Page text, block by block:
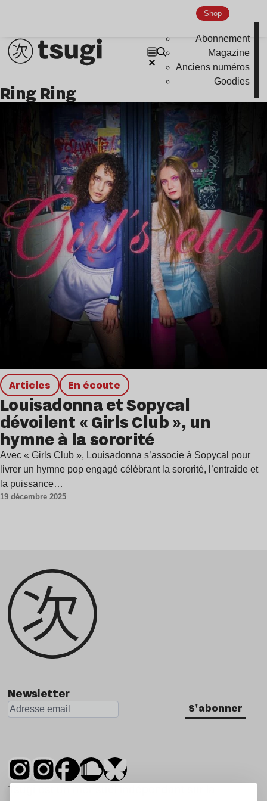
Shop
Abonnement
Magazine
Anciens numéros
Goodies
Ring Ring
Articles en écoute
Louisadonna et Sopycal
dévoilent « Girls Club », un
hymne à la sororité
Avec « Girls Club », Louisadonna s’associe à Sopycal pour
livrer un hymne pop engagé célébrant la sororité, l’entraide et
la puissance…
19 décembre 2025
Newsletter
S'abonner
Tsugi est un mensuel indépendant sur la